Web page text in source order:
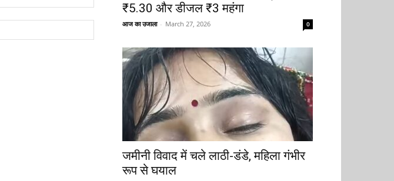
₹5.30 और डीजल ₹3 महंगा
आज का उजाला - March 27, 2026 0
जमीनी विवाद में चले लाठी-डंडे, महिला गंभीर
रूप से घयाल